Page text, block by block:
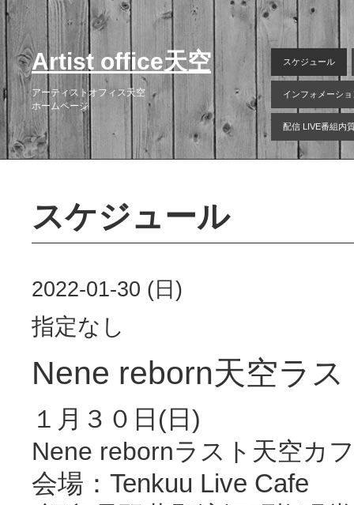
Artist office天空
アーティストオフィス天空
ホームページ
スケジュール
インフォメーショ
配信 LIVE番組内
スケジュール
2022-01-30 (日)
指定なし
Nene reborn天空ラ
１月３０日(日)
Nene rebornラスト天空カ
会場：Tenkuu Live Cafe